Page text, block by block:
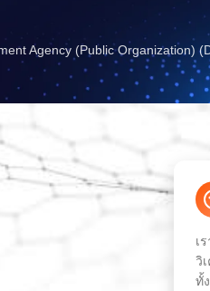
Agency (Public Organization)
เ
วิ
ทั้